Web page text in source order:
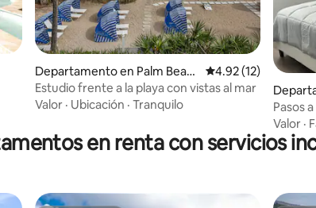
Departamento en Palm Beac
h Shores
Calificación
4.92 (12)
Estudio frente a la playa con vistas al mar
Valor · Ubicación · Tranquilo
each
Pasos
Valor ·
en renta con servicios